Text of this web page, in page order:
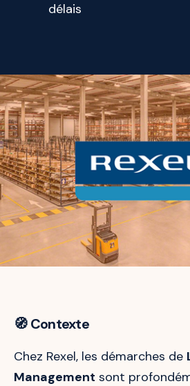
délais
🧭 Contexte
Chez Rexel, les démarches de
Management sont